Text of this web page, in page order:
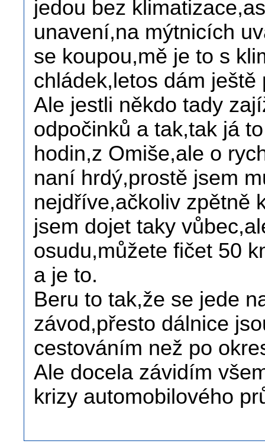
jedou bez
unavení,na mýtnicích
se koupou,mě je to s
chládek,letos dám ještě
Ale jestli někdo tady
odpočinků a tak,tak já
hodin,z Omiše,ale o
naní hrdý,prostě jsem
nejdříve,ačkoliv zpětně
jsem dojet taky
osudu,můžete fičet 50
a je to.
Beru to tak,že se jede
závod,přesto dálnice
cestováním než po
Ale docela závidím
krizy automobilového